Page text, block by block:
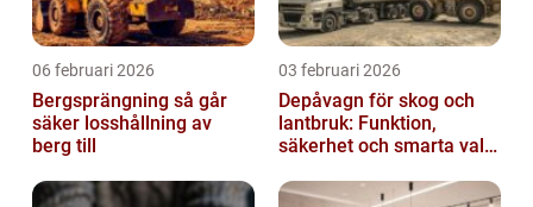
06 februari 2026
Bergsprängning så går
säker losshållning av
berg till
03 februari 2026
Depåvagn för skog och
lantbruk: Funktion,
säkerhet och smarta val